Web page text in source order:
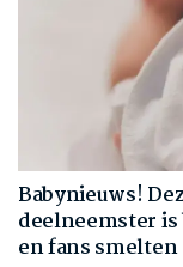
Babynieuws!
deelneemster
en fans smelten